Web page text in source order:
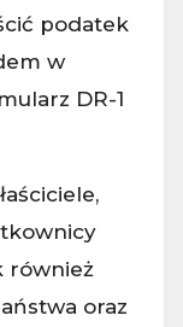
podatek
w
DR-1
również
oraz